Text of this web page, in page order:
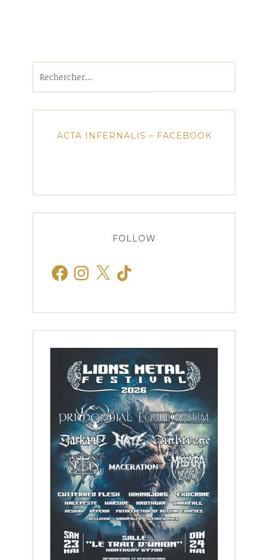
ACTA INFERNALIS – FACEBOOK
FOLLOW
FacebookInstagram
X TikTok